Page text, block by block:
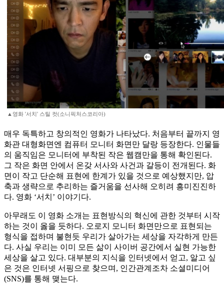
▲영화 '서치' 스틸 컷(소니픽처스코리아)
매우 독특하고 창의적인 영화가 나타났다. 처음부터 끝까지 영
화관 대형화면엔 컴퓨터 모니터 화면만 달랑 등장한다. 인물들
의 움직임은 모니터에 부착된 작은 웹캠만을 통해 확인된다.
그 작은 화면 안에서 온갖 서사와 사건과 갈등이 전개된다. 화
면이 작고 단순해 표현에 한계가 있을 것으로 예상했지만, 압
축과 생략으로 추리하는 즐거움을 선사해 오히려 흥미진진하
다. 영화 ‘서치’ 이야기다.
아무래도 이 영화 소개는 표현방식의 혁신에 관한 것부터 시작
하는 것이 옳을 듯하다. 오로지 모니터 화면만으로 표현되는
형식을 접하며 불현듯 우리가 살아가는 세상을 자각하게 만든
다. 사실 우리는 이미 모든 삶이 사이버 공간에서 실현 가능한
세상을 살고 있다. 대부분의 지식을 인터넷에서 얻고, 알고 싶
은 것은 인터넷 서핑으로 찾으며, 인간관계조차 소셜미디어
(SNS)를 통해 맺는다.